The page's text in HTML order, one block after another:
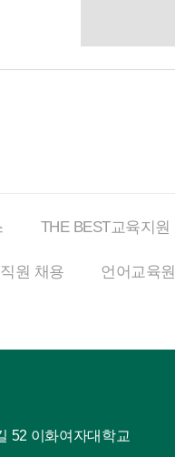
THE BEST교육지원
직원 채용 언어교육원
52 이화여자대학교